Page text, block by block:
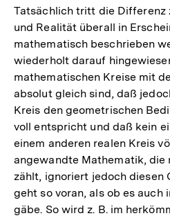
der
Fußnote
Tatsächlich tritt die Differenz
und Realität überall in
mathematisch beschrieben
wiederholt darauf
mathematischen Kreise mit
absolut gleich sind, daß
Kreis den geometrischen
voll entspricht und daß kein
einem anderen realen Kreis
angewandte Mathematik, die
zählt, ignoriert jedoch diesen
geht so voran, als ob es auch
gäbe. So wird z. B. im